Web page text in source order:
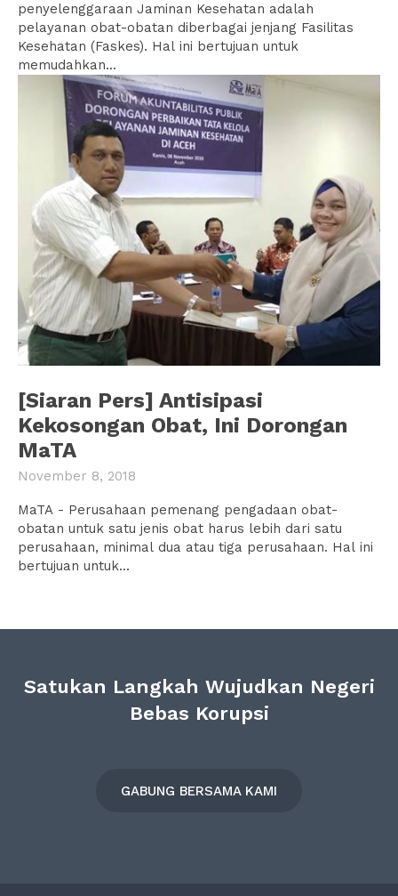
penyelenggaraan Jaminan Kesehatan adalah
pelayanan obat-obatan diberbagai jenjang Fasilitas
Kesehatan (Faskes). Hal ini bertujuan untuk
memudahkan...
[Siaran Pers] Antisipasi
Kekosongan Obat, Ini Dorongan
MaTA
November 8, 2018
MaTA - Perusahaan pemenang pengadaan obat-
obatan untuk satu jenis obat harus lebih dari satu
perusahaan, minimal dua atau tiga perusahaan. Hal ini
bertujuan untuk...
Satukan Langkah Wujudkan Negeri
Bebas Korupsi
GABUNG BERSAMA KAMI